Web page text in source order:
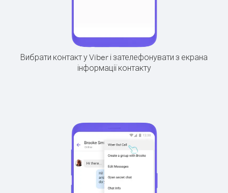
Вибрати контакт у Viber і зателефонувати з екрана
інформації контакту